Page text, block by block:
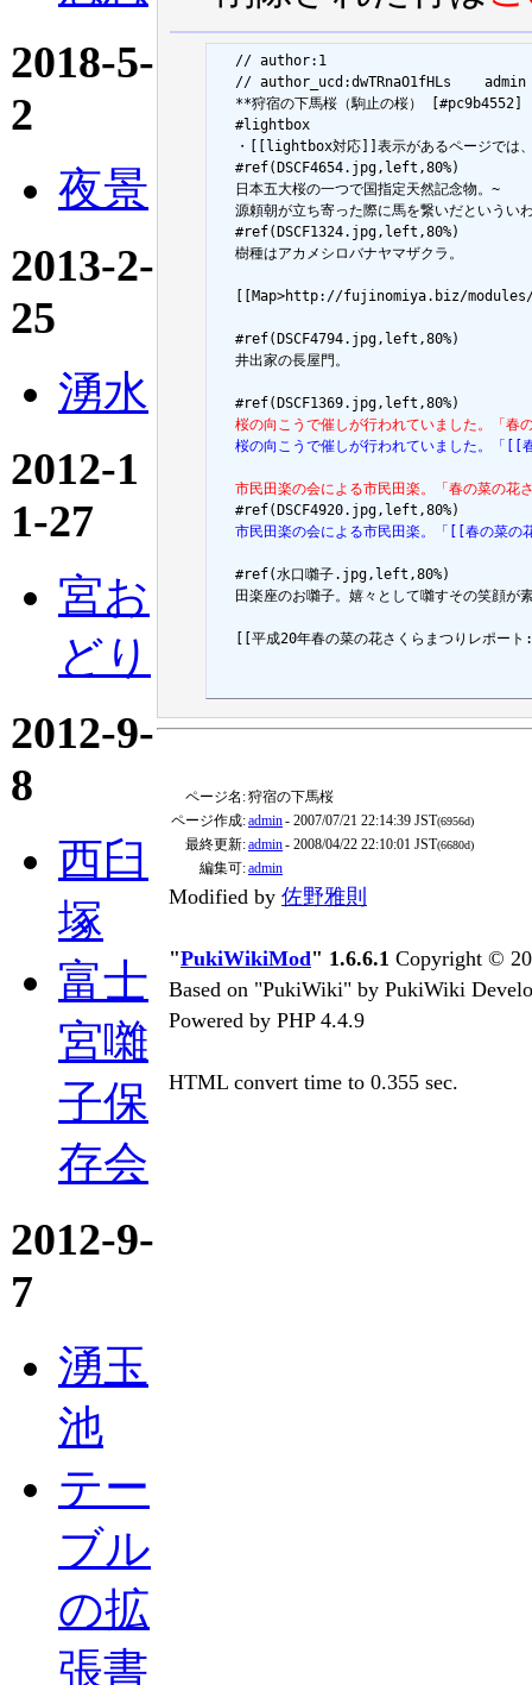
2018-5-
2
夜景
2013-2-
25
湧水
2012-1
1-27
宮お
どり
2012-9-
8
西臼
塚
富士
宮囃
子保
存会
2012-9-
7
湧玉
池
テー
ブル
の拡
張書
  // author:1
  // author_ucd:dwTRnaO1fHLs	admin
  **狩宿の下馬桜（駒止の桜） [#pc9b4552]
  #lightbox
・[[lightbox対応]]表示があるページでは
  #ref(DSCF4654.jpg,left,80%)
  日本五大桜の一つで国指定天然記念物。~
源頼朝が立ち寄った際に馬を繋いだというい
  #ref(DSCF1324.jpg,left,80%)
  樹種はアカメシロバナヤマザクラ。
[[Map>http://fujinomiya.biz/
  #ref(DSCF4794.jpg,left,80%)
  井出家の長屋門。
桜の向こうで催しが行われていました。「春
桜の向こうで催しが行われていました。「[[
市民田楽の会による市民田楽。「春の菜の花
市民田楽の会による市民田楽。「[[春の菜の
  #ref(水口囃子.jpg,left,80%)
田楽座のお囃子。嬉々として囃すその笑顔が
[[平成20年春の菜の花さくらまつりレポ
ページ名:狩宿の下馬桜
ページ作成:admin- 2007/07/21 22:14:39 JST(6956d)
最終更新:admin- 2008/04/22 22:10:01 JST(6680d)
編集可:admin
Modified by 佐野雅則
"PukiWikiMod" 1.6.6.1 Copyright ©
Based on "PukiWiki" by PukiWiki
Powered by PHP 4.4.9
HTML convert time to 0.355 sec.